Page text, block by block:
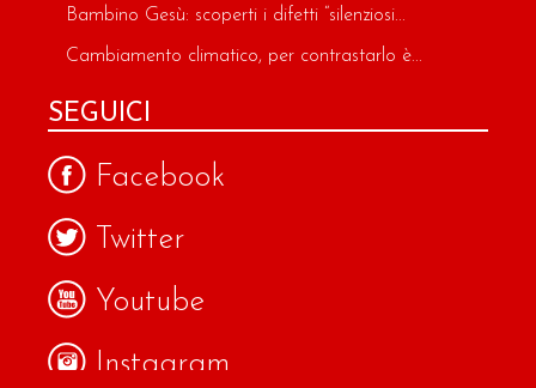
Bambino Gesù: scoperti i difetti “silenziosi...
Cambiamento climatico, per contrastarlo è...
SEGUICI
Facebook
Twitter
Youtube
Instagram